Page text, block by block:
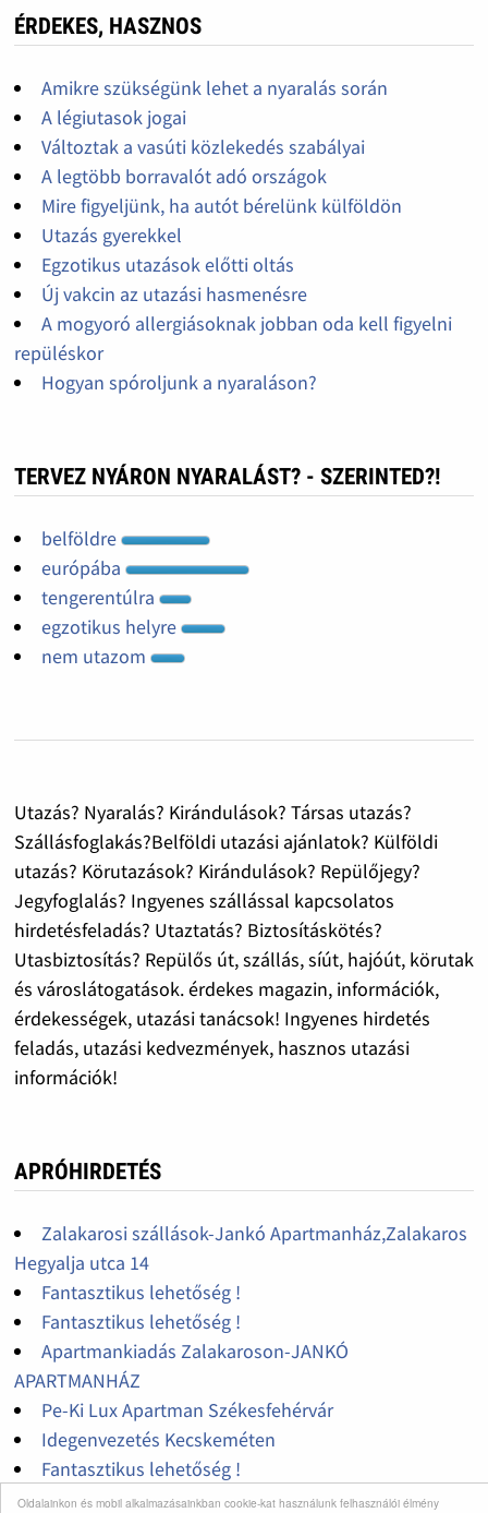
Oldalainkon és mobil alkalmazásainkban cookie-kat használunk felhasználói élmény
ÉRDEKES, HASZNOS
Amikre szükségünk lehet a nyaralás során
A légiutasok jogai
Változtak a vasúti közlekedés szabályai
A legtöbb borravalót adó országok
Mire figyeljünk, ha autót bérelünk külföldön
Utazás gyerekkel
Egzotikus utazások előtti oltás
Új vakcin az utazási hasmenésre
A mogyoró allergiásoknak jobban oda kell figyelni
repüléskor
Hogyan spóroljunk a nyaraláson?
TERVEZ NYÁRON NYARALÁST? - SZERINTED?!
belföldre
európába
tengerentúlra
egzotikus helyre
nem utazom
Utazás? Nyaralás? Kirándulások? Társas utazás?
Szállásfoglakás?Belföldi utazási ajánlatok? Külföldi
utazás? Körutazások? Kirándulások? Repülőjegy?
Jegyfoglalás? Ingyenes szállással kapcsolatos
hirdetésfeladás? Utaztatás? Biztosításkötés?
Utasbiztosítás? Repülős út, szállás, síút, hajóút, körutak
és városlátogatások. érdekes magazin, információk,
érdekességek, utazási tanácsok! Ingyenes hirdetés
feladás, utazási kedvezmények, hasznos utazási
információk!
APRÓHIRDETÉS
Zalakarosi szállások-Jankó Apartmanház,Zalakaros
Hegyalja utca 14
Fantasztikus lehetőség !
Fantasztikus lehetőség !
Apartmankiadás Zalakaroson-JANKÓ
APARTMANHÁZ
Pe-Ki Lux Apartman Székesfehérvár
Idegenvezetés Kecskeméten
Fantasztikus lehetőség !
Ősszel is kedvezményesen!